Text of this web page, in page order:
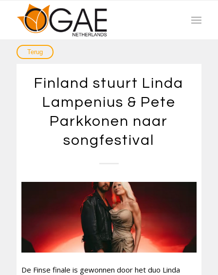
Finland stuurt Linda
Lampenius & Pete
Parkkonen naar
songfestival
De Finse finale is gewonnen door het duo Linda